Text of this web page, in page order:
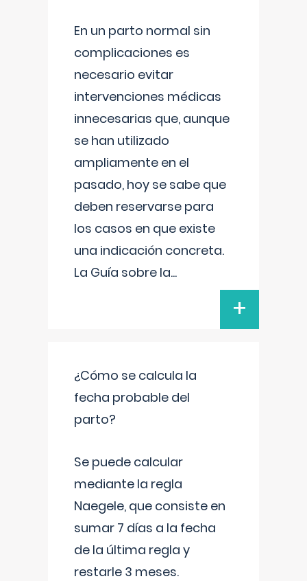
En un parto normal sin
complicaciones es
necesario evitar
intervenciones médicas
innecesarias que, aunque
se han utilizado
ampliamente en el
pasado, hoy se sabe que
deben reservarse para
los casos en que existe
una indicación concreta.
La Guía sobre la...
+
¿Cómo se calcula la
fecha probable del
parto?
Se puede calcular
mediante la regla
Naegele, que consiste en
sumar 7 días a la fecha
de la última regla y
restarle 3 meses.